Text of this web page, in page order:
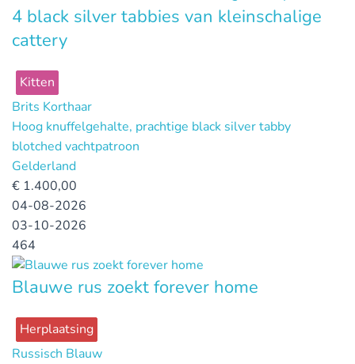
4 black silver tabbies van kleinschalige
cattery
Kitten
Brits Korthaar
Hoog knuffelgehalte, prachtige black silver tabby
blotched vachtpatroon
Gelderland
€ 1.400,00
04-08-2026
03-10-2026
464
Blauwe rus zoekt forever home
Herplaatsing
Russisch Blauw